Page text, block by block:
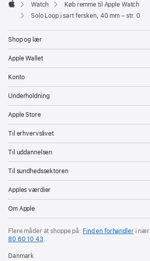
Apple
Watch
Køb remme til Apple Watch
Solo Loop i sart fersken, 40 mm – str. 0
Shop og lær
Apple Wallet
Konto
Underholdning
Apple Store
Til erhvervslivet
Til uddannelsen
Til sundhedssektoren
Apples værdier
Om Apple
Flere måder at shoppe på: Find en forhandleri
80 60 10 43
Danmark